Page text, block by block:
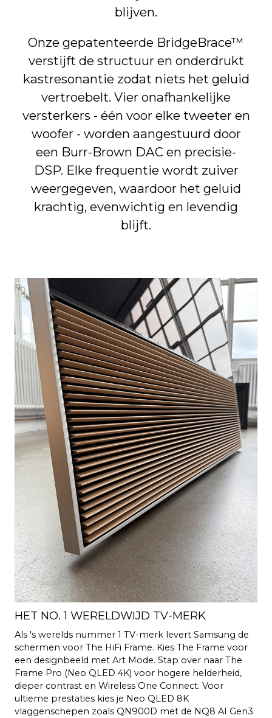
blijven.
Onze gepatenteerde BridgeBrace™
verstijft de structuur en onderdrukt
kastresonantie zodat niets het geluid
vertroebelt. Vier onafhankelijke
versterkers - één voor elke tweeter en
woofer - worden aangestuurd door
een Burr-Brown DAC en precisie-
DSP. Elke frequentie wordt zuiver
weergegeven, waardoor het geluid
krachtig, evenwichtig en levendig
blijft.
HET NO. 1 WERELDWIJD TV-MERK
Als 's werelds nummer 1 TV-merk levert Samsung de
schermen voor The HiFi Frame. Kies The Frame voor
een designbeeld met Art Mode. Stap over naar The
Frame Pro (Neo QLED 4K) voor hogere helderheid,
dieper contrast en Wireless One Connect. Voor
ultieme prestaties kies je Neo QLED 8K
vlaggenschepen zoals QN900D met de NQ8 AI Gen3